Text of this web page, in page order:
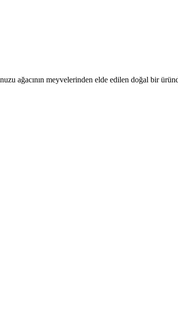
ağacının meyvelerinden elde edilen doğal bir